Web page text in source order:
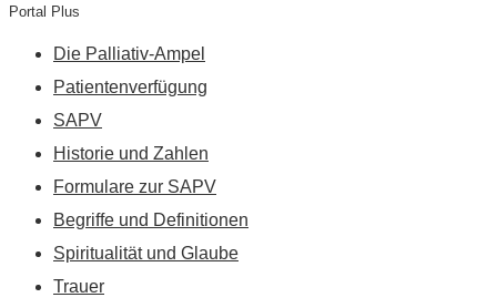
Portal Plus
Die Palliativ-Ampel
Patientenverfügung
SAPV
Historie und Zahlen
Formulare zur SAPV
Begriffe und Definitionen
Spiritualität und Glaube
Trauer